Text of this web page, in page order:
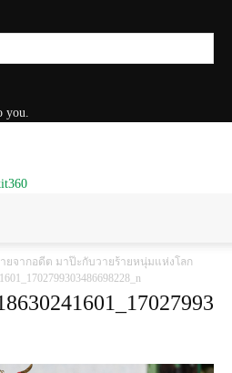
you.
ายจากอดีต มาป๊ะกับวายร้ายหนุ่มแห่งโลก